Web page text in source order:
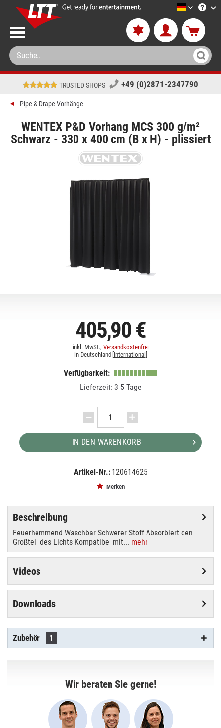
LTT-
TRUSTED SHOPS +49 (0)2871-2347790
Pipe & Drape Vorhänge
WENTEX P&D Vorhang MCS 300 g/m²
Schwarz - 330 x 400 cm (B x H) - plissiert
405,90 €
inkl. MwSt., Versandkostenfrei
in Deutschland [ International
Verfügbarkeit:
Lieferzeit: 3-5 Tage
IN DEN WARENKORB
Artikel-Nr.: 120614625
Merken
Beschreibung
Feuerhemmend Waschbar Schwerer Stoff Absorbiert den
Großteil des Lichts Kompatibel mit... mehr
Videos
Downloads
Zubehör 1
Wir beraten Sie gerne!